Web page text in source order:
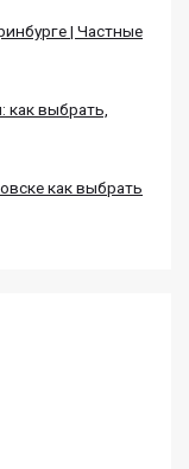
| Частные
как выбрать,
как выбрать